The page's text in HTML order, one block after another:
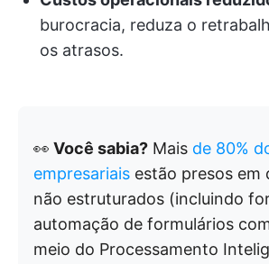
burocracia, reduza o
os atrasos.
👀 Você sabia? Mais de 80%
empresariais estão presos em
não estruturados (incluindo
automação de formulários
meio do Processamento